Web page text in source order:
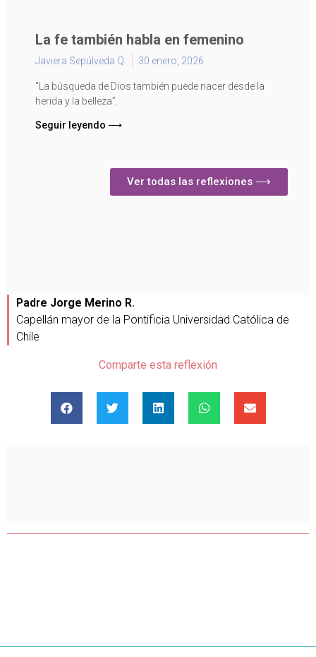
La fe también habla en femenino
Javiera Sepúlveda Q. 30 enero, 2026
"La búsqueda de Dios también puede nacer desde la
herida y la belleza”.
Seguir leyendo ⟶
Ver todas las reflexiones ⟶
Padre Jorge Merino R.
Capellán mayor de la Pontificia Universidad Católica de
Chile
Comparte esta reflexión